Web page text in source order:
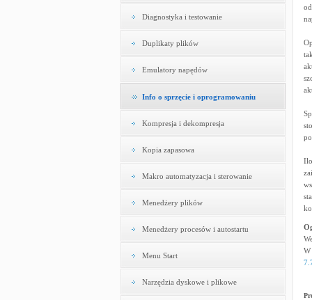
Diagnostyka i testowanie
Duplikaty plików
Emulatory napędów
Info o sprzęcie i oprogramowaniu
Kompresja i dekompresja
Kopia zapasowa
Makro automatyzacja i sterowanie
Menedżery plików
Menedżery procesów i autostartu
Menu Start
Narzędzia dyskowe i plikowe
W